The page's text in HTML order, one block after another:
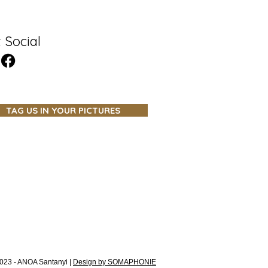
Social
TAG US IN YOUR PICTURES
- ANOA Santanyi | Design by SOMAPHONIE